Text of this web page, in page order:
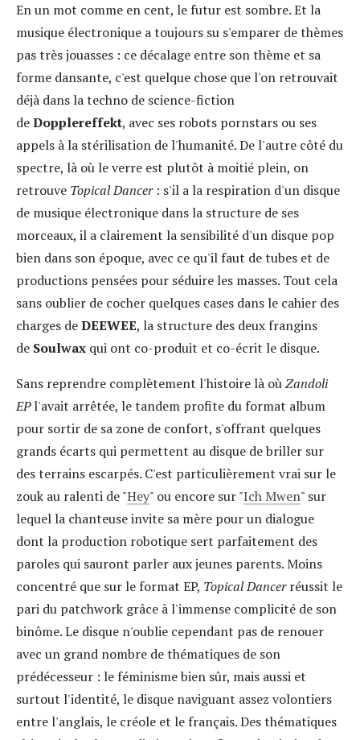
En un mot comme en cent, le futur est sombre. Et la
musique électronique a toujours su s'emparer de thèmes
pas très jouasses : ce décalage entre son thème et sa
forme dansante, c'est quelque chose que l'on retrouvait
déjà dans la techno de science-fiction
deDopplereffekt, avec ses robots pornstars ou ses
appels à la stérilisation de l'humanité. De l'autre côté du
spectre, là où le verre est plutôt à moitié plein, on
retrouve Topical Dancer: s'il a la respiration d'un disque
de musique électronique dans la structure de ses
morceaux, il a clairement la sensibilité d'un disque pop
bien dans son époque, avec ce qu'il faut de tubes et de
productions pensées pour séduire les masses. Tout cela
sans oublier de cocher quelques cases dans le cahier des
charges deDEEWEE, la structure des deux frangins
de Soulwax qui ont co-produit et co-écrit le disque.
Sans reprendre complètement l'histoire là oùZandoli
EPl'avait arrêtée, le tandem profite du format album
pour sortir de sa zone de confort, s'offrant quelques
grands écarts qui permettent au disque de briller sur
des terrains escarpés. C'est particulièrement vrai sur le
zouk au ralenti de "Hey" ou encore sur "Ich Mwen" sur
lequel la chanteuse invite sa mère pour un dialogue
dont la production robotique sert parfaitement des
paroles qui sauront parler aux jeunes parents. Moins
concentré que sur le format EP, Topical Dancerréussit le
pari du patchwork grâce à l'immense complicité de son
binôme. Le disque n'oublie cependant pas de renouer
avec un grand nombre de thématiques de son
prédécesseur : le féminisme bien sûr, mais aussi et
surtout l'identité, le disque naviguant assez volontiers
entre l'anglais, le créole et le français. Des thématiques